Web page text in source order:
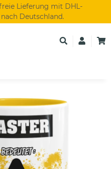
Lieferung mit DHL-
Deutschland.